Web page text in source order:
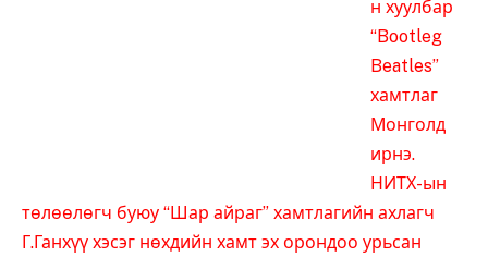
н хуулбар
“Bootleg
Beatles”
хамтлаг
Монголд
ирнэ.
НИТХ-ын
төлөөлөгч буюу “Шар айраг” хамтлагийн ахлагч
Г.Ганхүү хэсэг нөхдийн хамт эх орондоо урьсан